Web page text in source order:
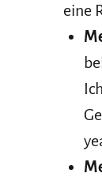
eine